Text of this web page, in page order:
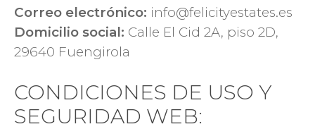
Correo electrónico: info@felicityestates.es
Domicilio social: Calle El Cid 2A, piso 2D,
29640 Fuengirola
CONDICIONES DE USO Y
SEGURIDAD WEB: